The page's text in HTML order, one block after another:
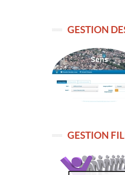
GESTION
GESTION